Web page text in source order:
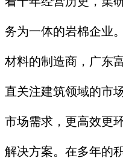
务为一体的岩棉企业
材料的制造商，广东
直关注建筑领域的市
市场需求，更高效更
解决方案。在多年的